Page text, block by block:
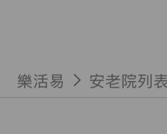
樂活易 安老院列表